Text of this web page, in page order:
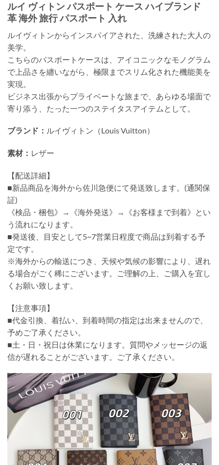
ルイ ヴィトン パスポート ケース ハイブランド
革 海外 旅行 パスポート 入れ
ルイヴィトンからインスパイアされた、洗練された大人の
美学。
こちらのパスポートケースは、アイコニックなモノグラム
で上品さを纏いながら、極限までスリム化された機能美を
実現。
ビジネス出張からプライベートな旅まで、あらゆる場面で
寄り添う、たった一つのステイタスアイテムとして。
ブランド： ルイヴィトン（Louis Vuitton）
素材： レザー
【配送詳細】
■新品商品を海外から佐川急便にて発送致します。(通関保
証)
《検品・梱包》→《海外発送》→《お客様まで到着》とい
う流れになります。
■発送後、目安として5~7営業日程度で商品は到着する予
定です。
※海外からの輸送につき、天候や気候の影響により、遅れ
る場合がごく稀にございます。ご理解の上、ご購入を宜し
くお願い致します。
【注意事項】
■代金引換、着払い、到着時間の指定は出来ませんので、
予めご了承ください。
■土・日・祝日は休業になります。質問やメッセージの返
信が遅れることがございます。ご了承ください。